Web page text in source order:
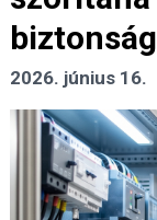
2026. június 16.